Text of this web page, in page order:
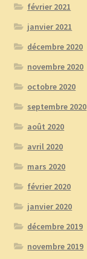
février 2021
janvier 2021
décembre 2020
novembre 2020
octobre 2020
septembre 2020
août 2020
avril 2020
mars 2020
février 2020
janvier 2020
décembre 2019
novembre 2019